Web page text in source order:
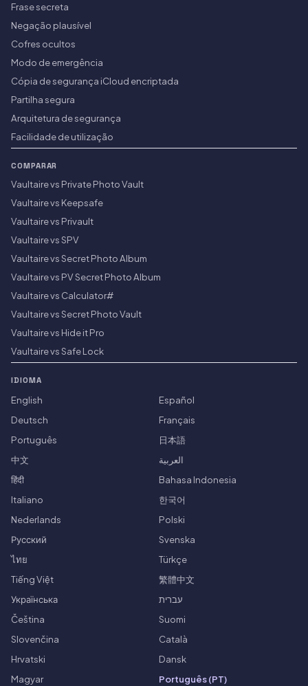
Frase secreta
Negação plausível
Cofres ocultos
Modo de emergência
Cópia de segurança iCloud encriptada
Partilha segura
Arquitetura de segurança
Facilidade de utilização
COMPARAR
Vaultaire vs Private Photo Vault
Vaultaire vs Keepsafe
Vaultaire vs Privault
Vaultaire vs SPV
Vaultaire vs Secret Photo Album
Vaultaire vs PV Secret Photo Album
Vaultaire vs Calculator#
Vaultaire vs Secret Photo Vault
Vaultaire vs Hide it Pro
Vaultaire vs Safe Lock
IDIOMA
English
Español
Deutsch
Français
Português
日本語
中文
العربية
हिंदी
Bahasa Indonesia
Italiano
한국어
Nederlands
Polski
Русский
Svenska
ไทย
Türkçe
Tiếng Việt
繁體中文
Українська
עברית
Čeština
Suomi
Slovenčina
Català
Hrvatski
Dansk
Magyar
Português (PT)